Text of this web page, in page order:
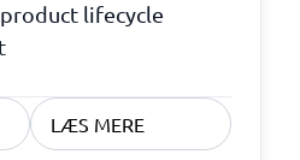
lifecycle
LÆS MERE